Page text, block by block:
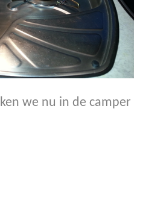
we nu in de camper